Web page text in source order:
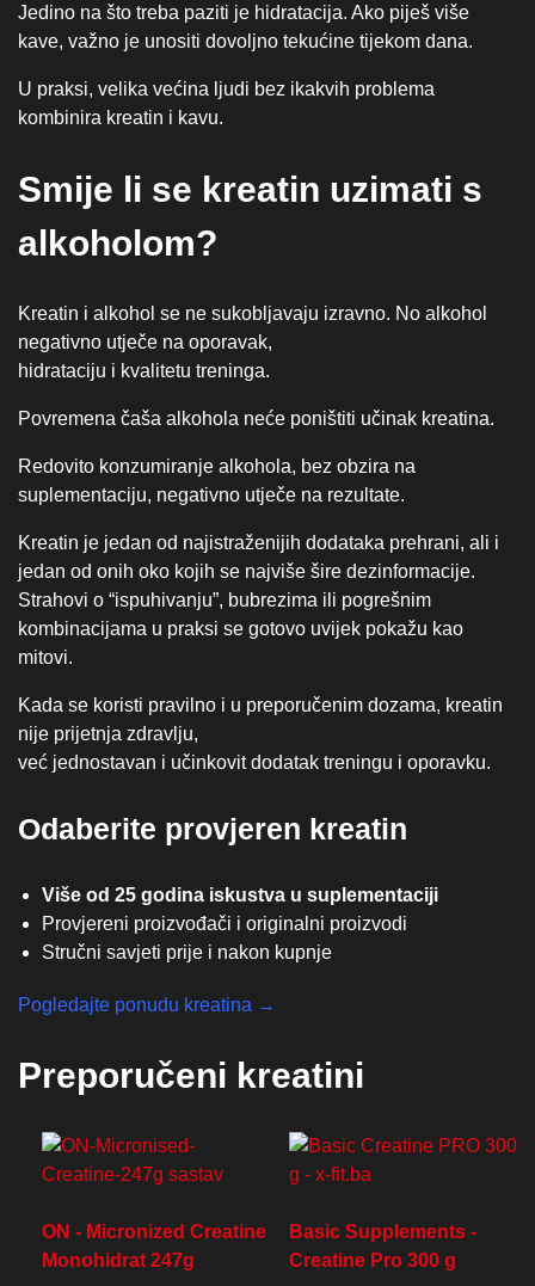
Jedino na što treba paziti je hidratacija. Ako piješ više
kave, važno je unositi dovoljno tekućine tijekom dana.
U praksi, velika većina ljudi bez ikakvih problema
kombinira kreatin i kavu.
Smije li se kreatin uzimati s
alkoholom?
Kreatin i alkohol se ne sukobljavaju izravno. No alkohol
negativno utječe na oporavak,
hidrataciju i kvalitetu treninga.
Povremena čaša alkohola neće poništiti učinak kreatina.
Redovito konzumiranje alkohola, bez obzira na
suplementaciju, negativno utječe na rezultate.
Kreatin je jedan od najistraženijih dodataka prehrani, ali i
jedan od onih oko kojih se najviše šire dezinformacije.
Strahovi o “ispuhivanju”, bubrezima ili pogrešnim
kombinacijama u praksi se gotovo uvijek pokažu kao
mitovi.
Kada se koristi pravilno i u preporučenim dozama, kreatin
nije prijetnja zdravlju,
već jednostavan i učinkovit dodatak treningu i oporavku.
Odaberite provjeren kreatin
Više od 25 godina iskustva u suplementaciji
Provjereni proizvođači i originalni proizvodi
Stručni savjeti prije i nakon kupnje
Pogledajte ponudu kreatina →
Preporučeni kreatini
ON - Micronized Creatine
Monohidrat 247g
Basic Supplements -
Creatine Pro 300 g